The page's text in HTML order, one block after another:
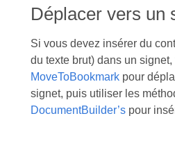
Déplacer vers un
Si vous devez insérer du
du texte brut) dans un
MoveToBookmarkpour
signet, puis utiliser les
DocumentBuilder’spour